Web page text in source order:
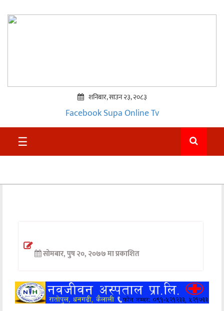
प्रमुख
समाचार
राजनीति
अन्तर्वार्ता
खेलकुद
मनोरञ्जन
शनिबार, साउन २३, २०८३
FacebookSupa Online Tv
☰
सोमबार, पुष २०, २०७७ मा प्रकाशित